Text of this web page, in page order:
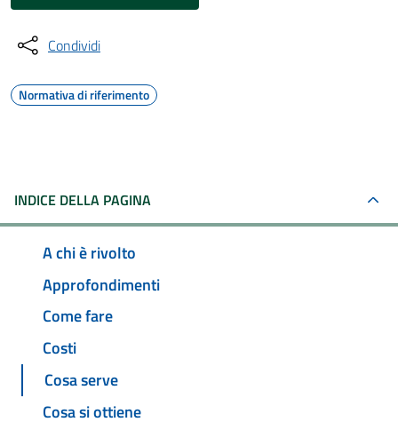
Condividi
Normativa di riferimento
INDICE DELLA PAGINA
A chi è rivolto
Approfondimenti
Come fare
Costi
Cosa serve
Cosa si ottiene